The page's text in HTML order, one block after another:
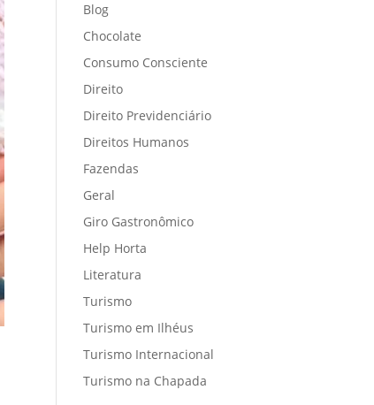
Blog
Chocolate
Consumo Consciente
Direito
Direito Previdenciário
Direitos Humanos
Fazendas
Geral
Giro Gastronômico
Help Horta
Literatura
Turismo
Turismo em Ilhéus
Turismo Internacional
Turismo na Chapada